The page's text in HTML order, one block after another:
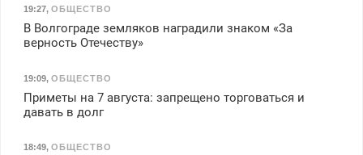
19:27, ОБЩЕСТВО
В Волгограде земляков наградили знаком «За
верность Отечеству»
19:09, ОБЩЕСТВО
Приметы на 7 августа: запрещено торговаться и
давать в долг
18:49, ОБЩЕСТВО